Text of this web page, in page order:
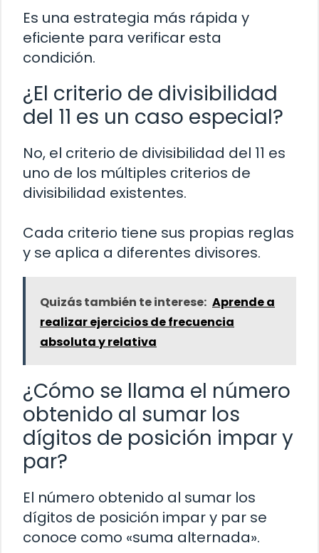
Es una estrategia más rápida y
eficiente para verificar esta
condición.
¿El criterio de divisibilidad
del 11 es un caso especial?
No, el criterio de divisibilidad del 11 es
uno de los múltiples criterios de
divisibilidad existentes.
Cada criterio tiene sus propias reglas
y se aplica a diferentes divisores.
Quizás también te interese: Aprende a
realizar ejercicios de frecuencia
absoluta y relativa
¿Cómo se llama el número
obtenido al sumar los
dígitos de posición impar y
par?
El número obtenido al sumar los
dígitos de posición impar y par se
conoce como «suma alternada».